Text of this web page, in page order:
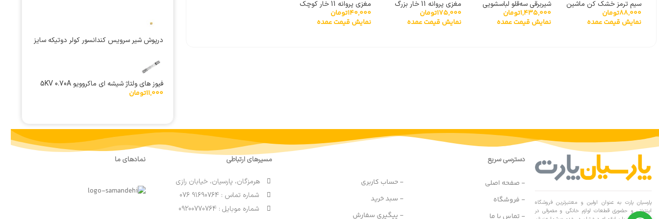
سیم ترمز خشک کن ماشین
لباسشویی
88,000تومان
نمایش قیمت عمده
شیربرقی سه‌قلو لباسشویی
سامسونگ DC62-00266E
1,435,000تومان
نمایش قیمت عمده
مغزی پروانه 11 خار بزرگ
175,000تومان
نمایش قیمت عمده
مغزی پروانه 11 خار کوچک
140,000تومان
نمایش قیمت عمده
درپوش شیر سرویس کندانسور کولر دوتیکه سایز
فیوز های ولتاژ شیشه ای ماکروویو 5KV 0.70A
سایز 6×40 میلی متر
11,000تومان
پارسیان پارت به عنوان اولین و معتبرترین فروشگاه
اینترنتی و حضوری قطعات لوازم خانگی و مصرفی در
دسترسی سریع
- صفحه اصلی
- فروشگاه
- تماس با ما
- حساب کاربری
- سبد خرید
- پیگیری سفارش
مسیرهای ارتباطی
هرمزگان، پارسیان، خیابان رازی
شماره تماس : 91690764 076
شماره موبایل : 09200770764
نمادهای ما